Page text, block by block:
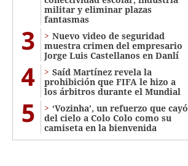
militar y eliminar plazas
fantasmas
3
Nuevo video de seguridad
muestra crimen del empresario
Jorge Luis Castellanos en Danlí
4
Saíd Martínez revela la
prohibición que FIFA le hizo a
los árbitros durante el Mundial
5
‘Vozinha’, un refuerzo que cayó
del cielo a Colo Colo como su
camiseta en la bienvenida